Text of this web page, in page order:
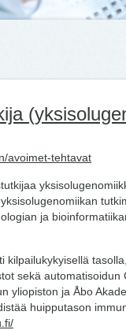
avoimet-tehtavat
ja
kilpailukykyisellä
sekä automatisoidun
yliopiston ja Åbo
huipputason